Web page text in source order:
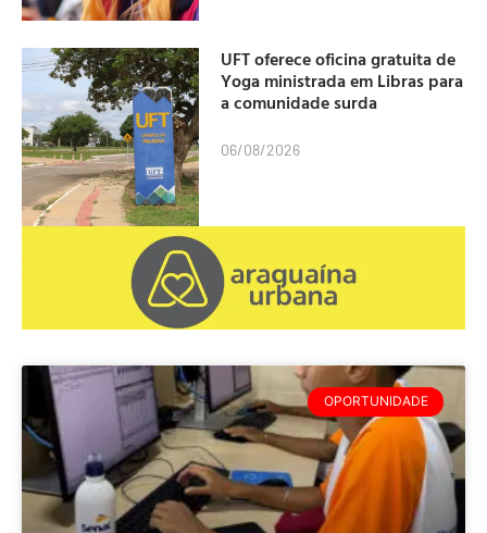
UFT oferece oficina gratuita de
Yoga ministrada em Libras para
a comunidade surda
06/08/2026
OPORTUNIDADE